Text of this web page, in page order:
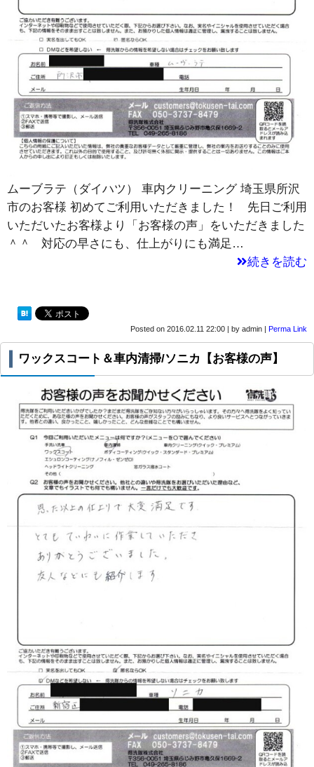
ムーブラテ（ダイハツ） 車内クリーニング 埼玉県所沢
市のお客様 初めてご利用いただきました！ 先日ご利用
いただいたお客様より「お客様の声」をいただきました
＾＾ 対応の早さにも、仕上がりにも満足…
続きを読む
Posted on 2016.02.11 22:00 by admin Perma Link
ワックスコート＆車内清掃/ソニカ【お客様の声】